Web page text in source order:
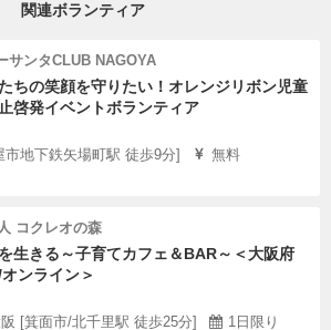
関連ボランティア
サンタCLUB NAGOYA
ちの笑顔を守りたい！オレンジリボン児童
啓発イベントボランティア
地下鉄矢場町駅 徒歩9分]
無料
コクレオの森
生きる～子育てカフェ＆BAR～＜大阪府
ンライン＞
[箕面市/北千里駅 徒歩25分] 1日限り